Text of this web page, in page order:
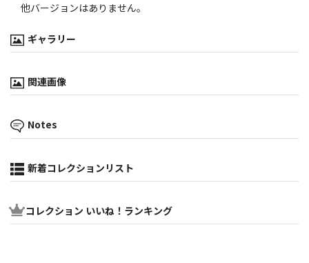
他バージョンはありません。
ギャラリー
関連画像
Notes
新着コレクションリスト
コレクション いいね！ランキング